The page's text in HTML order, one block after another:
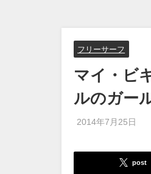
フリーサーフ
マイ・ビ
ルのガー
2014年7月25日
post